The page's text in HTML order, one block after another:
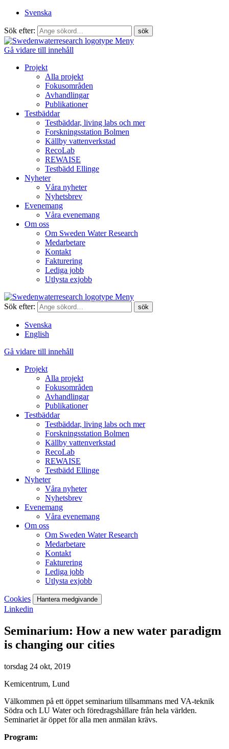
Svenska
Sök efter:
Meny
Gå vidare till innehåll
Projekt
Alla projekt
Fokusområden
Avhandlingar
Publikationer
Testbäddar
Testbäddar, living labs och mer
Forskningsstation Bolmen
Källby vattenverkstad
RecoLab
REWAISE
Testbädd Ellinge
Nyheter
Våra nyheter
Nyhetsbrev
Evenemang
Våra evenemang
Om oss
Om Sweden Water Research
Medarbetare
Kontakt
Fakturering
Lediga jobb
Utlysta exjobb
Meny
Sök efter:
Svenska
English
Gå vidare till innehåll
Projekt
Alla projekt
Fokusområden
Avhandlingar
Publikationer
Testbäddar
Testbäddar, living labs och mer
Forskningsstation Bolmen
Källby vattenverkstad
RecoLab
REWAISE
Testbädd Ellinge
Nyheter
Våra nyheter
Nyhetsbrev
Evenemang
Våra evenemang
Om oss
Om Sweden Water Research
Medarbetare
Kontakt
Fakturering
Lediga jobb
Utlysta exjobb
Cookies Hantera medgivande
Linkedin
Seminarium: How a new water paradigm
is changing our cities
torsdag 24 okt, 2019
Kemicentrum, Lund
Välkommen på ett öppet seminarium tillsammans med VA-teknik
Södra och LU Water och föredragshållare från hela världen.
Seminariet är öppet för alla men anmälan krävs.
Program: